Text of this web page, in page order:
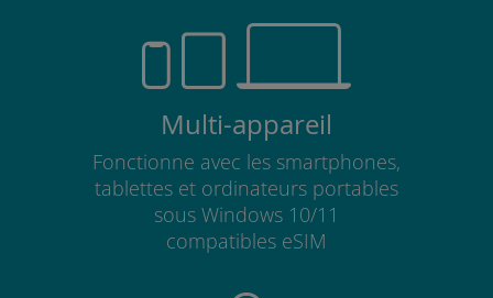
Multi-appareil
Fonctionne avec les smartphones,
tablettes et ordinateurs portables
sous Windows 10/11
compatibles eSIM